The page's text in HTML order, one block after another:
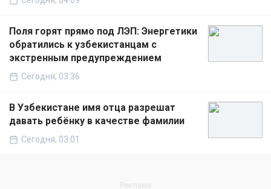
Поля горят прямо под ЛЭП: Энергетики
обратились к узбекистанцам с
экстренным предупреждением
Сегодня, 03:36
В Узбекистане имя отца разрешат
давать ребёнку в качестве фамилии
Сегодня, 03:01